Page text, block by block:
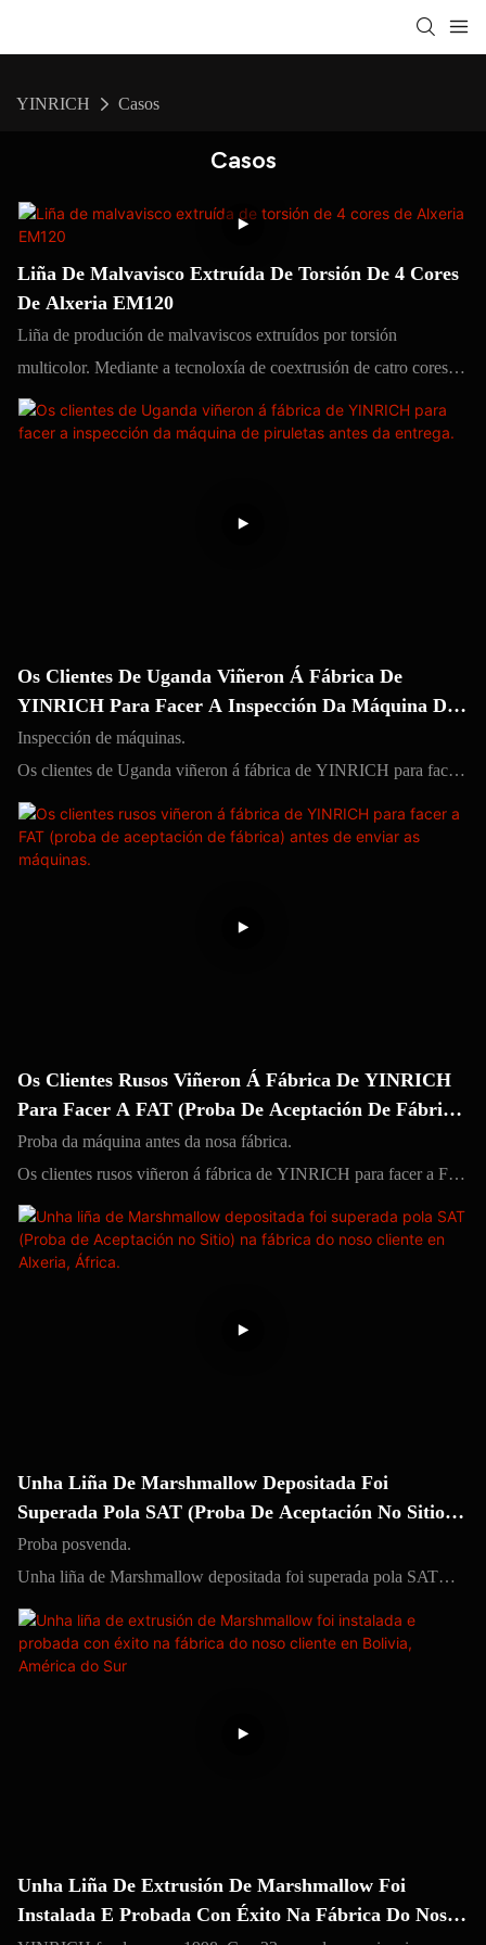
YINRICH Casos
Casos
Liña De Malvavisco Extruída De Torsión De 4 Cores
De Alxeria EM120
Liña de produción de malvaviscos extruídos por torsión
multicolor. Mediante a tecnoloxía de coextrusión de catro cores e
o sistema de moldeo por torsión, conséguese a estratificación de
cores e a personalización de patróns, axeitados para lanches
Os Clientes De Uganda Viñeron Á Fábrica De
YINRICH Para Facer A Inspección Da Máquina De
Piruletas Antes Da Entrega.
Inspección de máquinas.
Os clientes de Uganda viñeron á fábrica de YINRICH para facer
a inspección da máquina de piruletas antes da entrega.
Todas as máquinas farán a proba de fábrica antes de saír da
fábrica.
Os Clientes Rusos Viñeron Á Fábrica De YINRICH
Para Facer A FAT (proba De Aceptación De Fábrica)
Antes De Enviar As Máquinas.
Proba da máquina antes da nosa fábrica.
Os clientes rusos viñeron á fábrica de YINRICH para facer a FAT
(proba de aceptación de fábrica) antes de enviar as máquinas.
Cada liña fóra da fábrica fará a proba e o ensaio, o cliente pode
vir ver o produto de proba.
Unha Liña De Marshmallow Depositada Foi
Superada Pola SAT (Proba De Aceptación No Sitio)
Na Fábrica Do Noso Cliente En Alxeria, África.
Proba posvenda.
Unha liña de Marshmallow depositada foi superada pola SAT
(Proba de Aceptación no Sitio) na fábrica do noso cliente en
Alxeria, África.
Ofrecemos servizo posvenda despois de que a máquina sexa
Unha Liña De Extrusión De Marshmallow Foi
Instalada E Probada Con Éxito Na Fábrica Do Noso